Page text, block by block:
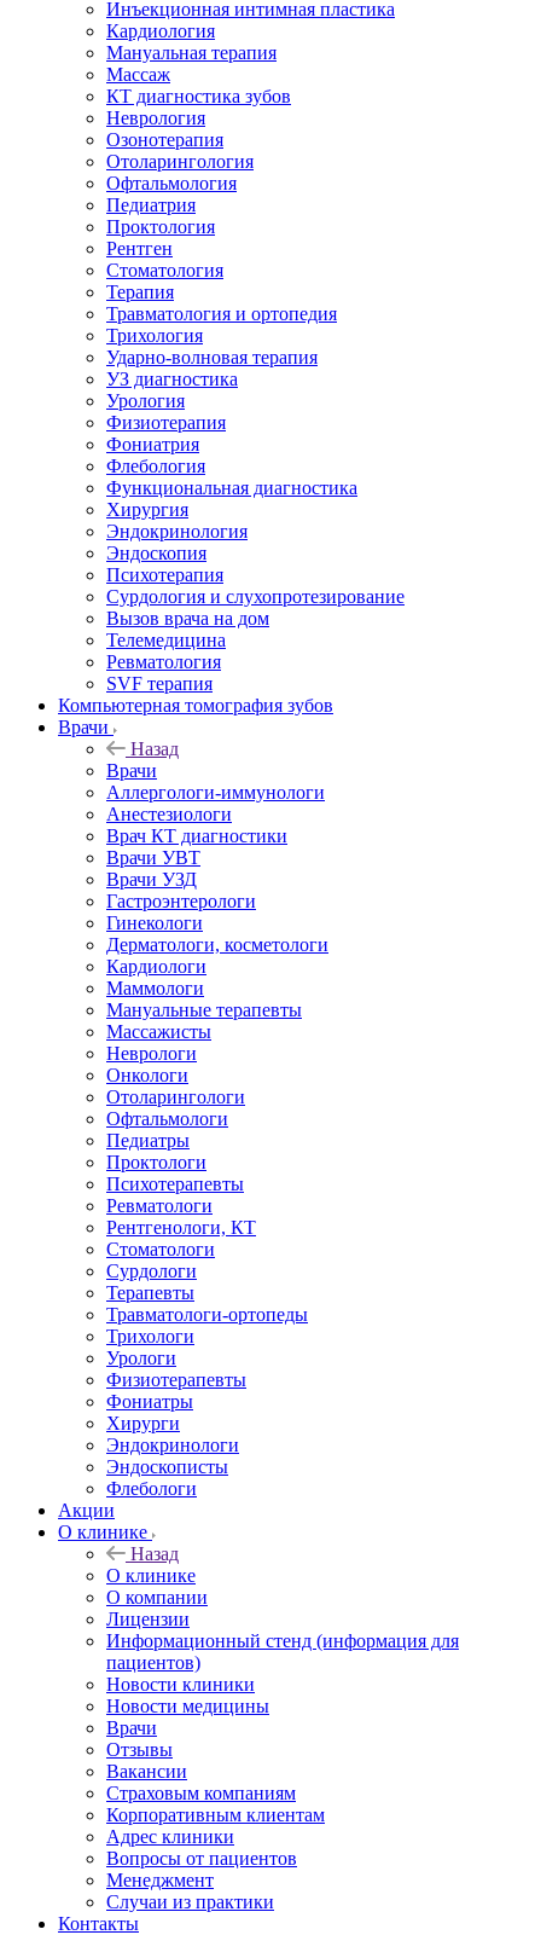
Инъекционная интимная пластика
Кардиология
Мануальная терапия
Массаж
КТ диагностика зубов
Неврология
Озонотерапия
Отоларингология
Офтальмология
Педиатрия
Проктология
Рентген
Стоматология
Терапия
Травматология и ортопедия
Трихология
Ударно-волновая терапия
УЗ диагностика
Урология
Физиотерапия
Фониатрия
Флебология
Функциональная диагностика
Хирургия
Эндокринология
Эндоскопия
Психотерапия
Сурдология и слухопротезирование
Вызов врача на дом
Телемедицина
Ревматология
SVF терапия
Компьютерная томография зубов
Врачи
Назад
Врачи
Аллергологи-иммунологи
Анестезиологи
Врач КТ диагностики
Врачи УВТ
Врачи УЗД
Гастроэнтерологи
Гинекологи
Дерматологи, косметологи
Кардиологи
Маммологи
Мануальные терапевты
Массажисты
Неврологи
Онкологи
Отоларингологи
Офтальмологи
Педиатры
Проктологи
Психотерапевты
Ревматологи
Рентгенологи, КТ
Стоматологи
Сурдологи
Терапевты
Травматологи-ортопеды
Трихологи
Урологи
Физиотерапевты
Фониатры
Хирурги
Эндокринологи
Эндоскописты
Флебологи
Акции
О клинике
Назад
О клинике
О компании
Лицензии
Информационный стенд (информация для
пациентов)
Новости клиники
Новости медицины
Врачи
Отзывы
Вакансии
Страховым компаниям
Корпоративным клиентам
Адрес клиники
Вопросы от пациентов
Менеджмент
Случаи из практики
Контакты